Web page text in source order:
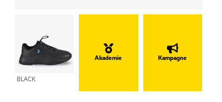
BLACK
Akademie Kampagne